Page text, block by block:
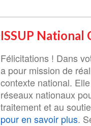
ISSUP National
Félicitations ! Dans
a pour mission de
contexte national.
réseaux nationaux
traitement et au
pour en savoir plus.